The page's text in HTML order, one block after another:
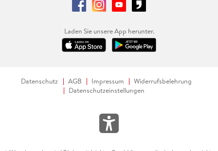
Laden Sie unsere App herunter.
Datenschutz AGB Impressum
Widerrufsbelehrung
Datenschutzeinstellungen